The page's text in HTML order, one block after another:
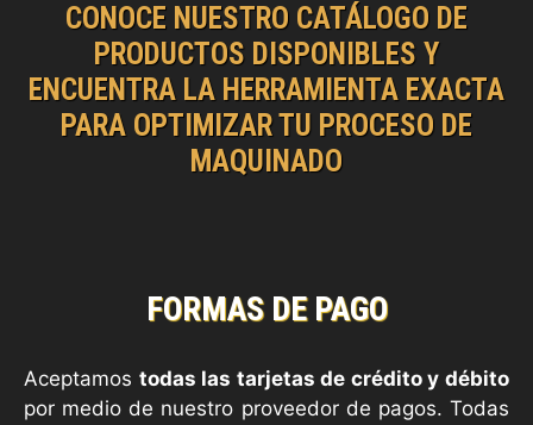
CONOCE NUESTRO CATÁLOGO DE
PRODUCTOS DISPONIBLES Y
ENCUENTRA LA HERRAMIENTA EXACTA
PARA OPTIMIZAR TU PROCESO DE
MAQUINADO
FORMAS DE PAGO
Aceptamos todas las tarjetas de crédito y débito
por medio de nuestro proveedor de pagos. Todas